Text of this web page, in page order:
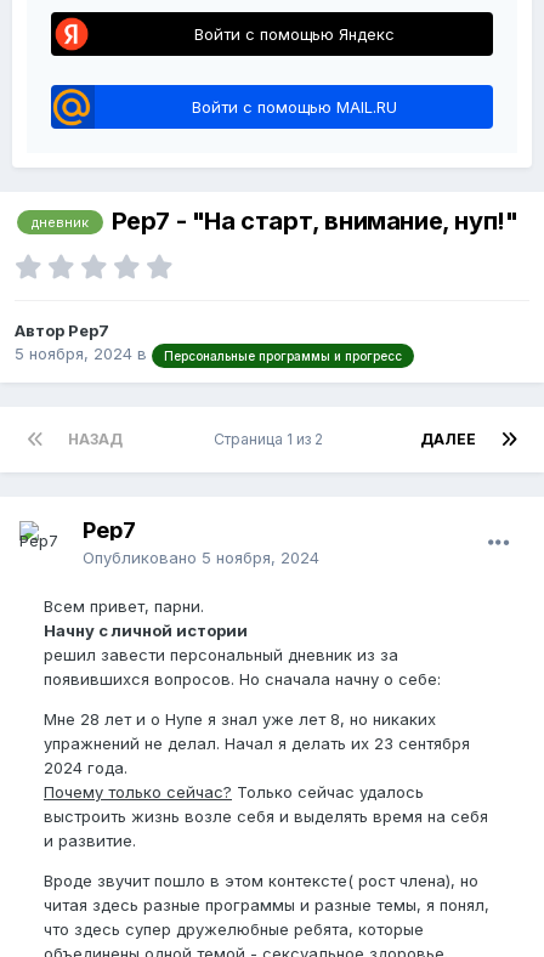
Войти с помощью Яндекс
Войти с помощью MAIL.RU
дневник Pep7 - "На старт, внимание, нуп!"
Автор Pep7
5 ноября, 2024 в Персональные программы и прогресс
НАЗАД ДАЛЕЕ
Страница 1 из 2
Pep7
Опубликовано 5 ноября, 2024
Всем привет, парни.
Начну с личной истории
решил завести персональный дневник из за
появившихся вопросов. Но сначала начну о себе:
Мне 28 лет и о Нупе я знал уже лет 8, но никаких
упражнений не делал. Начал я делать их 23 сентября
2024 года.
Почему только сейчас? Только сейчас удалось
выстроить жизнь возле себя и выделять время на себя
и развитие.
Вроде звучит пошло в этом контексте( рост члена), но
читая здесь разные программы и разные темы, я понял,
что здесь супер дружелюбные ребята, которые
объединены одной темой - сексуальное здоровье.